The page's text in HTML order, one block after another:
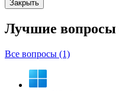
Закрыть
Лучшие вопросы
Все вопросы (1)